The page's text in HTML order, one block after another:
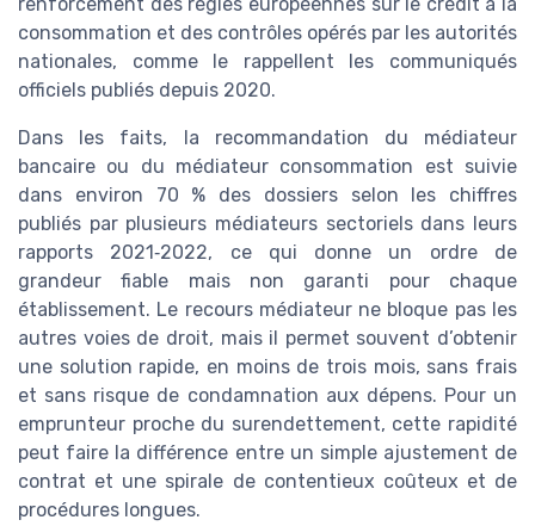
consommation et des contrôles opérés par les autorités
nationales, comme le rappellent les communiqués
officiels publiés depuis 2020.
Dans les faits, la recommandation du médiateur
bancaire ou du médiateur consommation est suivie
dans environ 70 % des dossiers selon les chiffres
publiés par plusieurs médiateurs sectoriels dans leurs
rapports 2021‑2022, ce qui donne un ordre de
grandeur fiable mais non garanti pour chaque
établissement. Le recours médiateur ne bloque pas les
autres voies de droit, mais il permet souvent d’obtenir
une solution rapide, en moins de trois mois, sans frais
et sans risque de condamnation aux dépens. Pour un
emprunteur proche du surendettement, cette rapidité
peut faire la différence entre un simple ajustement de
contrat et une spirale de contentieux coûteux et de
procédures longues.